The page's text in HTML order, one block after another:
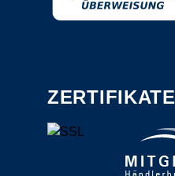
ZERTIFIKATE